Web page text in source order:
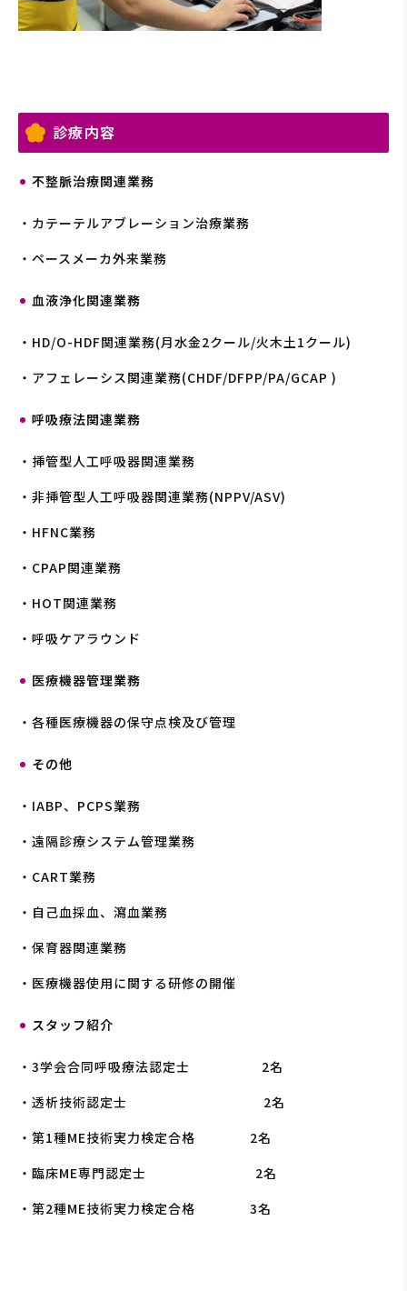
診療内容
不整脈治療関連業務
・カテーテルアブレーション治療業務
・ペースメーカ外来業務
血液浄化関連業務
・HD/O-HDF関連業務(月水金2クール/火木土1クール)
・アフェレーシス関連業務(CHDF/DFPP/PA/GCAP )
呼吸療法関連業務
・挿管型人工呼吸器関連業務
・非挿管型人工呼吸器関連業務(NPPV/ASV)
・HFNC業務
・CPAP関連業務
・HOT関連業務
・呼吸ケアラウンド
医療機器管理業務
・各種医療機器の保守点検及び管理
その他
・IABP、PCPS業務
・遠隔診療システム管理業務
・CART業務
・自己血採血、瀉血業務
・保育器関連業務
・医療機器使用に関する研修の開催
スタッフ紹介
・3学会合同呼吸療法認定士 2名
・透析技術認定士 2名
・第1種ME技術実力検定合格 2名
・臨床ME専門認定士 2名
・第2種ME技術実力検定合格 3名